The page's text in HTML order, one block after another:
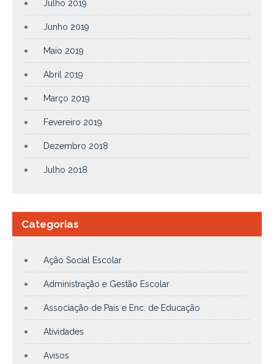
Julho 2019
Junho 2019
Maio 2019
Abril 2019
Março 2019
Fevereiro 2019
Dezembro 2018
Julho 2018
Categorias
Ação Social Escolar
Administração e Gestão Escolar
Associação de Pais e Enc. de Educação
Atividades
Avisos